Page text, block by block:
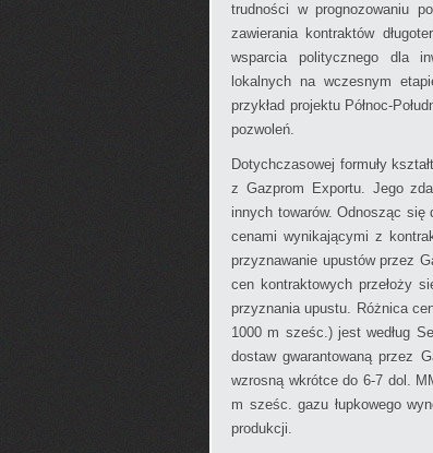
trudności w prognozowaniu
zawierania kontraktów
wsparcia politycznego dla
lokalnych na wczesnym
przykład projektu Północ-
pozwoleń.
Dotychczasowej formuły
z Gazprom Exportu. Jego
innych towarów. Odnosząc się
cenami wynikającymi z
przyznawanie upustów przez
cen kontraktowych przełoży
przyznania upustu. Różnica
1000 m sześc.) jest według
dostaw gwarantowaną przez
wzrosną wkrótce do 6-7 dol.
m sześc. gazu łupkowego
produkcji.